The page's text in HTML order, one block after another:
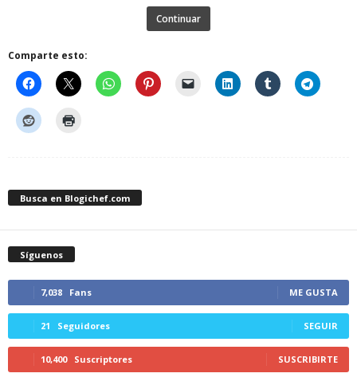
Continuar
Comparte esto:
Busca en Blogichef.com
Síguenos
7,038 Fans ME GUSTA
21 Seguidores SEGUIR
10,400 Suscriptores SUSCRIBIRTE